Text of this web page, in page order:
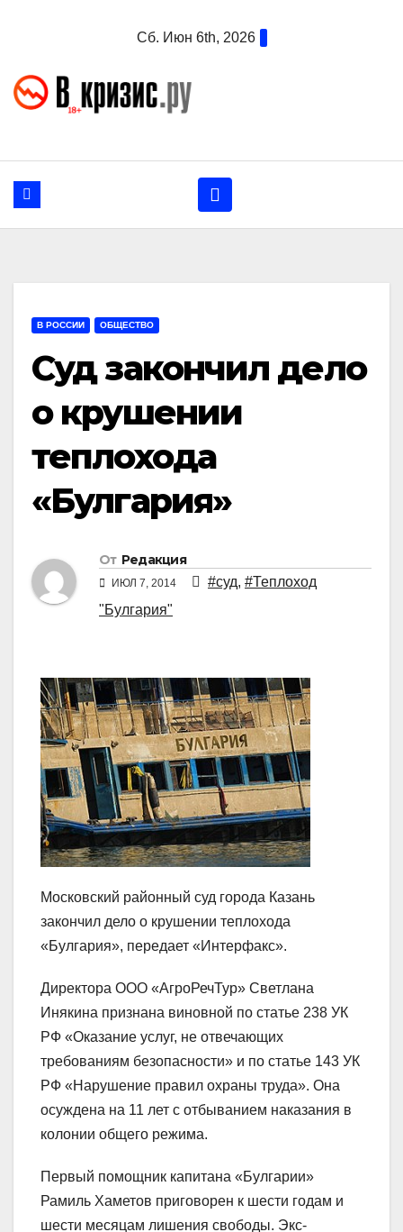
Сб. Июн 6th, 2026
В РОССИИ ОБЩЕСТВО
Суд закончил дело
о крушении
теплохода
«Булгария»
От Редакция
ИЮЛ 7, 2014 #суд, #Теплоход
"Булгария"
Московский районный суд города Казань
закончил дело о крушении теплохода
«Булгария», передает «Интерфакс».
Директора ООО «АгроРечТур» Светлана
Инякина признана виновной по статье 238 УК
РФ «Оказание услуг, не отвечающих
требованиям безопасности» и по статье 143 УК
РФ «Нарушение правил охраны труда». Она
осуждена на 11 лет с отбыванием наказания в
колонии общего режима.
Первый помощник капитана «Булгарии»
Рамиль Хаметов приговорен к шести годам и
шести месяцам лишения свободы. Экс-